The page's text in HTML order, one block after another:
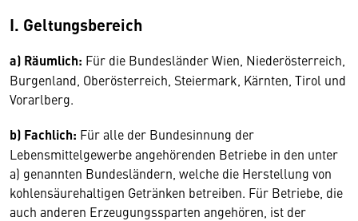
I. Geltungsbereich
a) Räumlich: Für die Bundesländer Wien, Niederösterreich,
Burgenland, Oberösterreich, Steiermark, Kärnten, Tirol und
Vorarlberg.
b) Fachlich: Für alle der Bundesinnung der
Lebensmittelgewerbe angehörenden Betriebe in den unter
a) genannten Bundesländern, welche die Herstellung von
kohlensäurehaltigen Getränken betreiben. Für Betriebe, die
auch anderen Erzeugungssparten angehören, ist der